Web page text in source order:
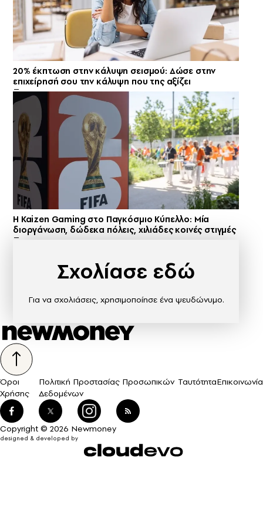
20% έκπτωση στην κάλυψη σεισμού: Δώσε στην
επιχείρησή σου την κάλυψη που της αξίζει
H Kaizen Gaming στο Παγκόσμιο Kύπελλο: Μία
διοργάνωση, δώδεκα πόλεις, χιλιάδες κοινές στιγμές
Σχολίασε εδώ
Για να σχολιάσεις, χρησιμοποίησε ένα ψευδώνυμο.
Όροι
Χρήσης
Πολιτική Προστασίας Προσωπικών
Δεδομένων
ΤαυτότηταΕπικοινωνία
Copyright © 2026 Newmoney
designed & developed by